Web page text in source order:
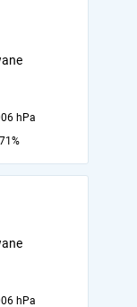
hPa
71%
hPa